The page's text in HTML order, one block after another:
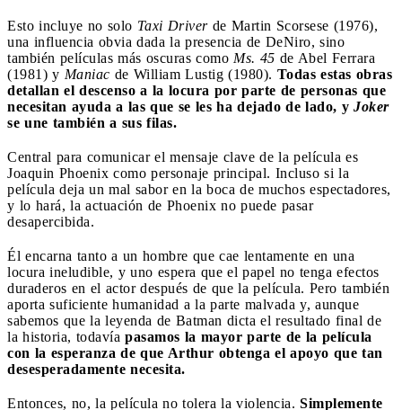
Esto incluye no solo Taxi Driverde Martin Scorsese (1976),
una influencia obvia dada la presencia de DeNiro, sino
también películas más oscuras como Ms. 45 de Abel Ferrara
(1981) y Maniac de William Lustig (1980). Todas estas obras
detallan el descenso a la locura por parte de personas que
necesitan ayuda a las que se les ha dejado de lado, y Joker
se une también a sus filas.
Central para comunicar el mensaje clave de la película es
Joaquin Phoenix como personaje principal. Incluso si la
película deja un mal sabor en la boca de muchos espectadores,
y lo hará, la actuación de Phoenix no puede pasar
desapercibida.
Él encarna tanto a un hombre que cae lentamente en una
locura ineludible, y uno espera que el papel no tenga efectos
duraderos en el actor después de que la película. Pero también
aporta suficiente humanidad a la parte malvada y, aunque
sabemos que la leyenda de Batman dicta el resultado final de
la historia, todavía pasamos la mayor parte de la película
con la esperanza de que Arthur obtenga el apoyo que tan
desesperadamente necesita.
Entonces, no, la película no tolera la violencia. Simplemente